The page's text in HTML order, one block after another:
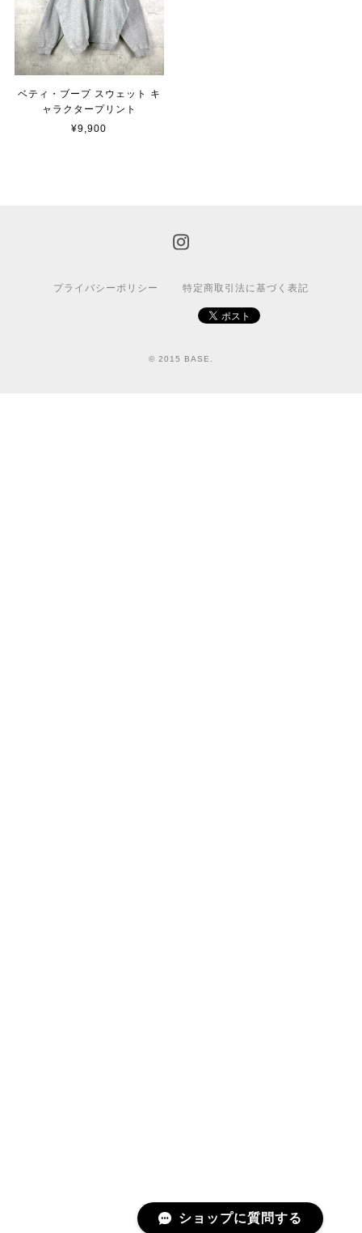
ベティ・ブープ スウェット キ
ャラクタープリント
¥9,900
プライバシーポリシー 特定商取引法に基づく表記
© 2015 BASE.
ショップに質問する